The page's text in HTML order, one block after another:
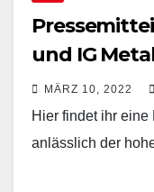
und IG
MÄRZ 10, 2022
Hier findet ihr eine
anlässlich der